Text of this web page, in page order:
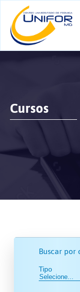
Cursos
Buscar por
Tipo